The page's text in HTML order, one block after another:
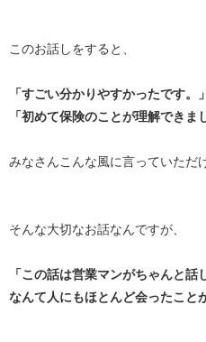
このお話しをすると、
「すごい分かりやすかったです。」
「初めて保険のことが理解できま
みなさんこんな風に言っていただ
そんな大切なお話なんですが、
「この話は営業マンがちゃんと話
なんて人にもほとんど会ったこと